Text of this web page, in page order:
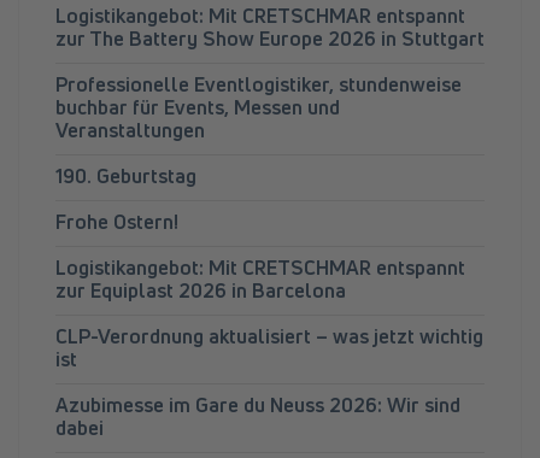
Logistikangebot: Mit CRETSCHMAR entspannt
zur The Battery Show Europe 2026 in Stuttgart
Professionelle Eventlogistiker, stundenweise
buchbar für Events, Messen und
Veranstaltungen
190. Geburtstag
Frohe Ostern!
Logistikangebot: Mit CRETSCHMAR entspannt
zur Equiplast 2026 in Barcelona
CLP-Verordnung aktualisiert – was jetzt wichtig
ist
Azubimesse im Gare du Neuss 2026: Wir sind
dabei